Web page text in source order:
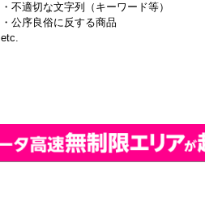
・不適切な文字列（キーワード等）
・公序良俗に反する商品
etc.